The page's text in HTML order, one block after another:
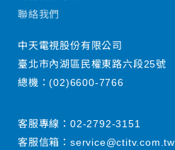
聯絡我們
中天電視股份有限公司
臺北市內湖區民權東路六段25號
總機：(02)6600-7766
客服專線： 02-2792-3151
客服信箱： service@ctitv.com.tw